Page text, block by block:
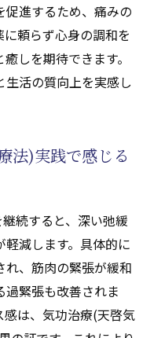
進するため、痛みの
頼らず心身の調和を
しを期待できます。
活の質向上を実感し
法)実践で感じる
続すると、深い弛緩
減します。具体的に
れ、筋肉の緊張が緩和
過緊張も改善されま
は、気功治療(天啓気